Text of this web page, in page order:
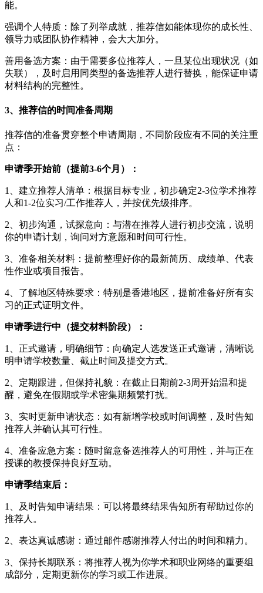
能。
强调个人特质：除了列举成就，推荐信如能体现你的成长性、
领导力或团队协作精神，会大大加分。
善用备选方案：由于需要多位推荐人，一旦某位出现状况（如
失联），及时启用同类型的备选推荐人进行替换，能保证申请
材料结构的完整性。
3、推荐信的时间准备周期
推荐信的准备贯穿整个申请周期，不同阶段应有不同的关注重
点：
申请季开始前（提前3-6个月）：
1、建立推荐人清单：根据目标专业，初步确定2-3位学术推荐
人和1-2位实习/工作推荐人，并按优先级排序。
2、初步沟通，试探意向：与潜在推荐人进行初步交流，说明
你的申请计划，询问对方意愿和时间可行性。
3、准备相关材料：提前整理好你的最新简历、成绩单、代表
性作业或项目报告。
4、了解地区特殊要求：特别是香港地区，提前准备好所有实
习的正式证明文件。
申请季进行中（提交材料阶段）：
1、正式邀请，明确细节：向确定人选发送正式邀请，清晰说
明申请学校数量、截止时间及提交方式。
2、定期跟进，但保持礼貌：在截止日期前2-3周开始温和提
醒，避免在假期或学术密集期频繁打扰。
3、实时更新申请状态：如有新增学校或时间调整，及时告知
推荐人并确认其可行性。
4、准备应急方案：随时留意备选推荐人的可用性，并与正在
授课的教授保持良好互动。
申请季结束后：
1、及时告知申请结果：可以将最终结果告知所有帮助过你的
推荐人。
2、表达真诚感谢：通过邮件感谢推荐人付出的时间和精力。
3、保持长期联系：将推荐人视为你学术和职业网络的重要组
成部分，定期更新你的学习或工作进展。